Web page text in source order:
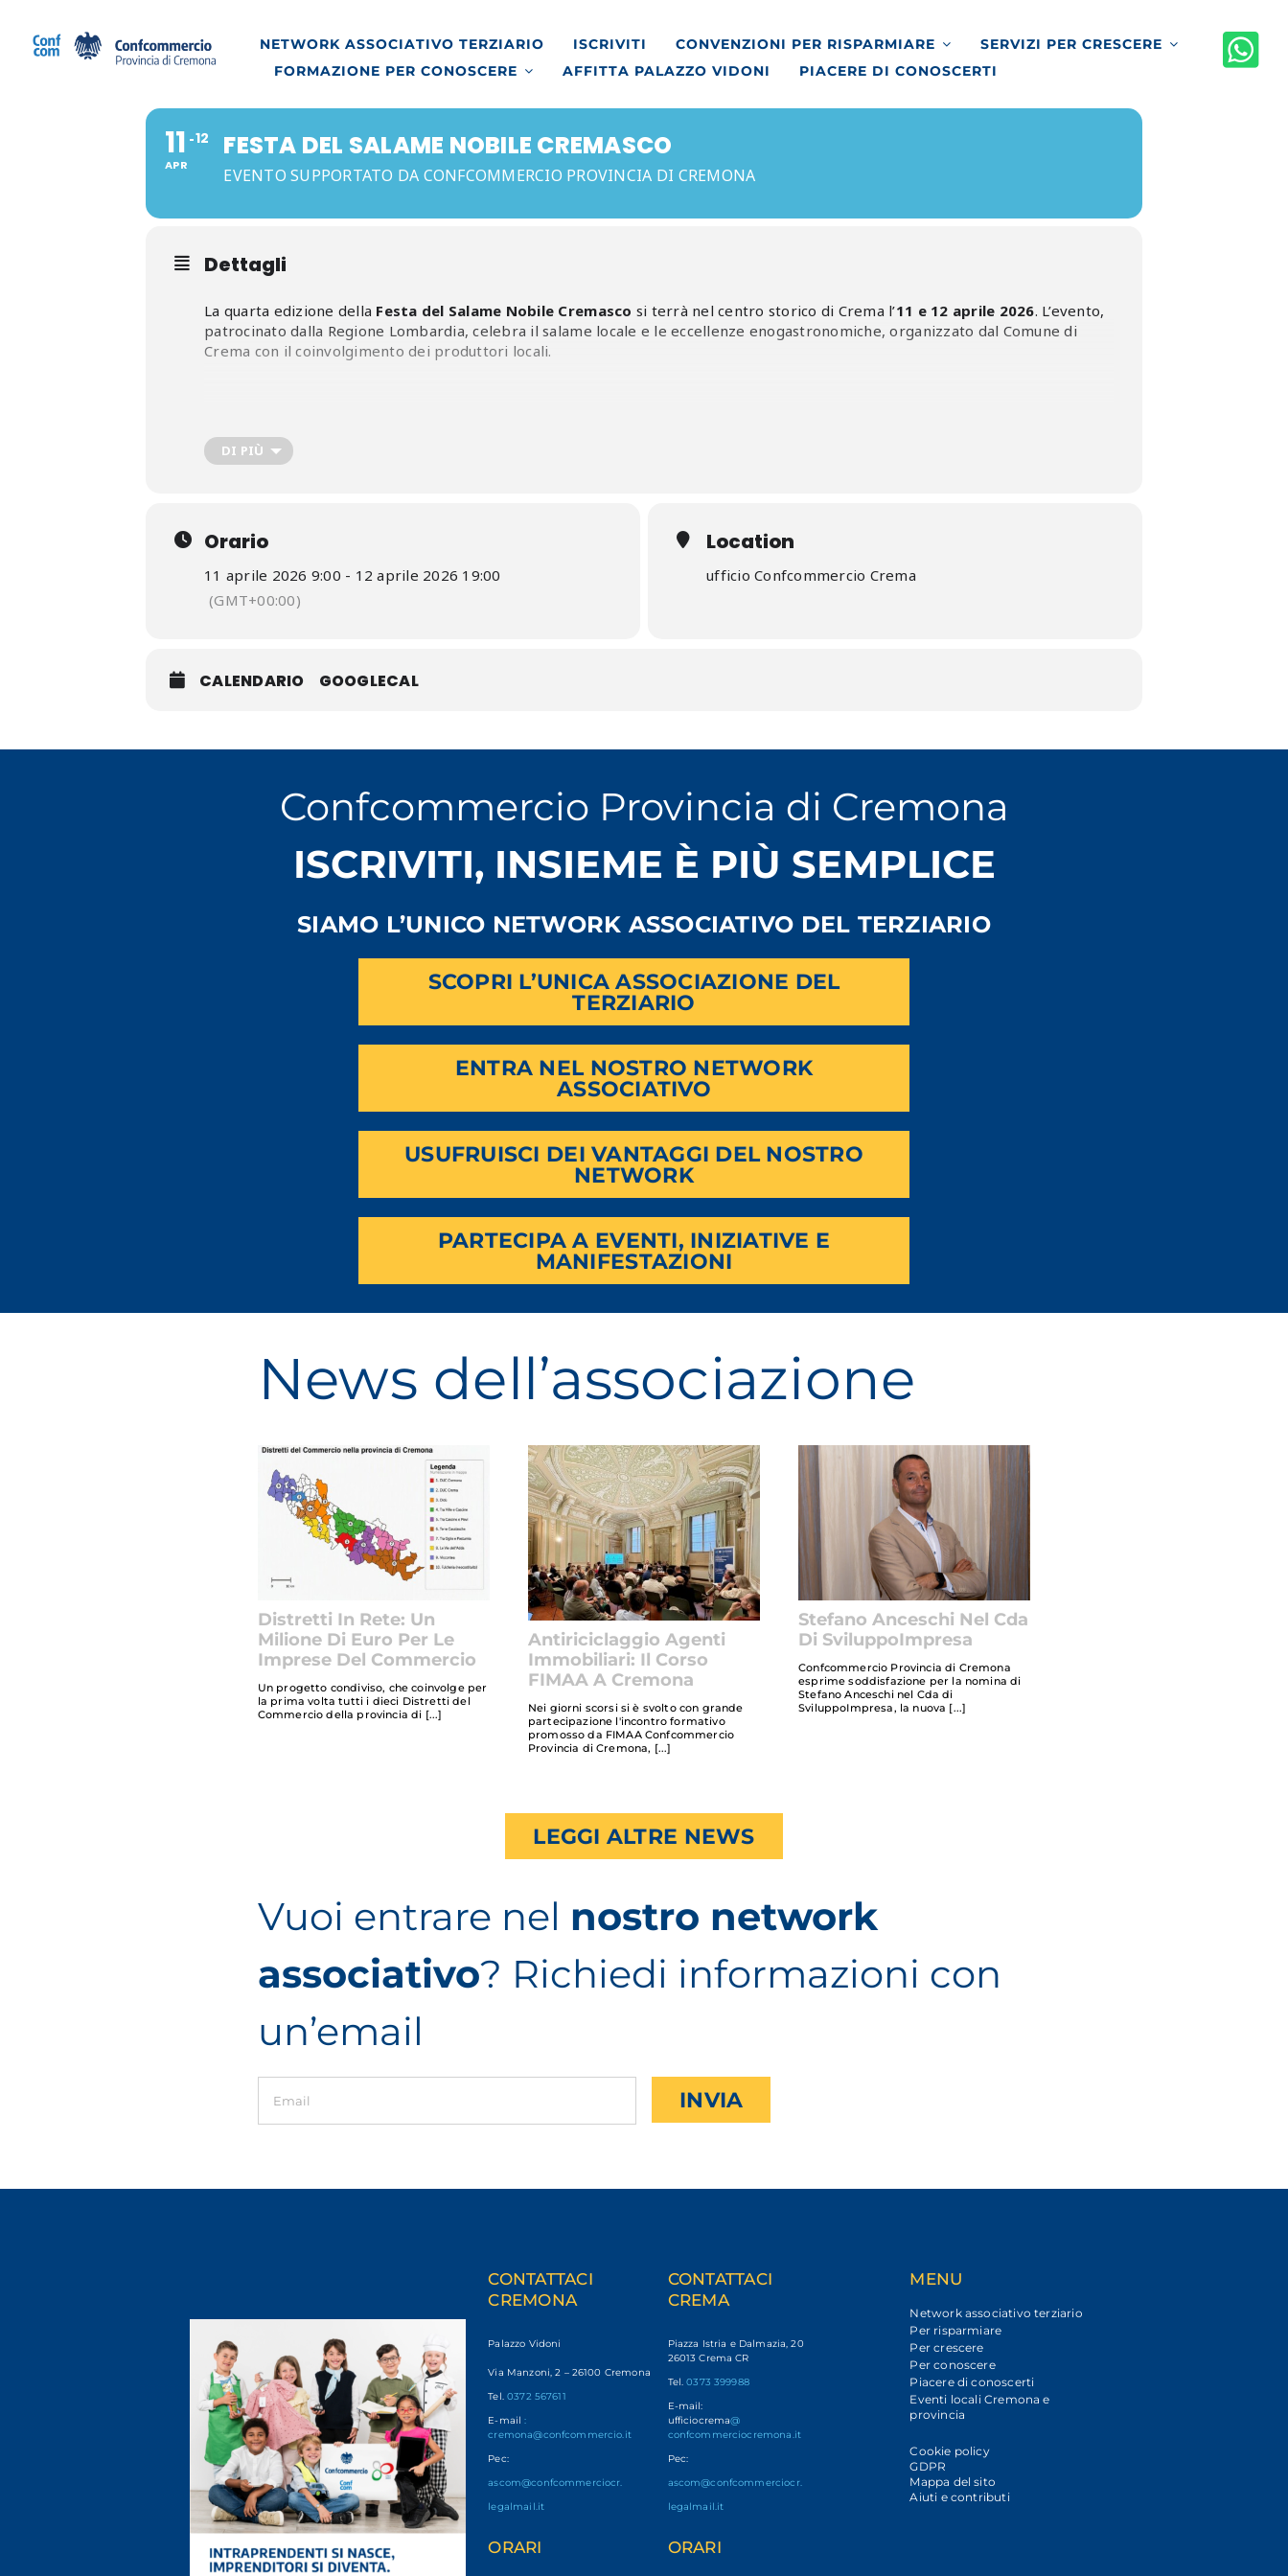
contenuto
NETWORK ASSOCIATIVO TERZIARIO ISCRIVITI CONVENZIONI PER RISPARMIARE
SERVIZI PER CRESCERE
FORMAZIONE PER CONOSCERE
AFFITTA PALAZZO VIDONI PIACERE DI CONOSCERTI
11
APR
12 FESTA DEL SALAME NOBILE CREMASCO
EVENTO SUPPORTATO DA CONFCOMMERCIO PROVINCIA DI CREMONA
Dettagli
La quarta edizione della Festa del Salame Nobile Cremasco si terrà nel centro storico di Crema l’11 e 12 aprile 2026. L’evento,
patrocinato dalla Regione Lombardia, celebra il salame locale e le eccellenze enogastronomiche, organizzato dal Comune di
Crema con il coinvolgimento dei produttori locali.
DI PIÙ
Orario
11 aprile 2026 9:00 - 12 aprile 2026 19:00
(GMT+00:00)
Location
ufficio Confcommercio Crema
CALENDARIO GOOGLECAL
Confcommercio Provincia di Cremona
ISCRIVITI, INSIEME È PIÙ SEMPLICE
SIAMO L’UNICO NETWORK ASSOCIATIVO DEL TERZIARIO
SCOPRI L’UNICA ASSOCIAZIONE DEL
TERZIARIO
ENTRA NEL NOSTRO NETWORK
ASSOCIATIVO
USUFRUISCI DEI VANTAGGI DEL NOSTRO
NETWORK
PARTECIPA A EVENTI, INIZIATIVE E
MANIFESTAZIONI
News dell’associazione
Distretti In Rete: Un
Milione Di Euro Per Le
Imprese Del Commercio
Un progetto condiviso, che coinvolge per
la prima volta tutti i dieci Distretti del
Commercio della provincia di
Antiriciclaggio Agenti
Immobiliari: Il Corso
FIMAA A Cremona
Nei giorni scorsi si è svolto con grande
partecipazione l'incontro formativo
promosso da FIMAA Confcommercio
Provincia di Cremona,
Stefano Anceschi Nel Cda
Di SviluppoImpresa
Confcommercio Provincia di Cremona
esprime soddisfazione per la nomina di
Stefano Anceschi nel Cda di
SviluppoImpresa, la nuova
LEGGI ALTRE NEWS
Vuoi entrare nel nostro network
associativo? Richiedi informazioni con
un’email
CONTATTACI
CREMONA
Palazzo Vidoni
Via Manzoni, 2 – 26100 Cremona
Tel.0372 567611
E-mail:
cremona@confcommercio.it
Pec:
ascom@confcommerciocr.
legalmail.it
ORARI
CONTATTACI
CREMA
Piazza Istria e Dalmazia, 20
26013 Crema CR
Tel.0373 399988
E-mail:
ufficiocrema@
confcommerciocremona.it
Pec:
ascom@confcommerciocr.
legalmail.it
ORARI
MENU
Network associativo terziario
Per risparmiare
Per crescere
Per conoscere
Piacere di conoscerti
Eventi locali Cremona e
provincia
Cookie policy
GDPR
Mappa del sito
Aiuti e contributi